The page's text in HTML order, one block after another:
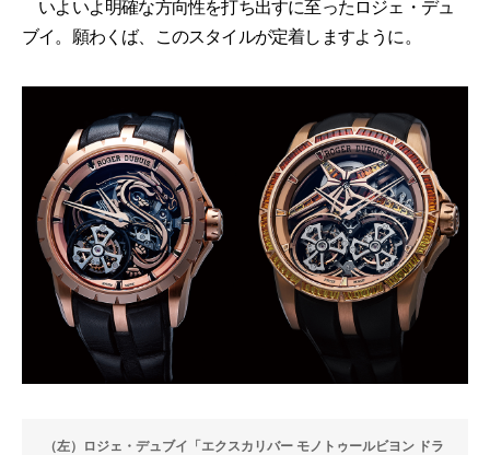
いよいよ明確な方向性を打ち出すに至ったロジェ・デュ
ブイ。願わくば、このスタイルが定着しますように。
（左）ロジェ・デュブイ「エクスカリバー モノトゥールビヨン ドラ